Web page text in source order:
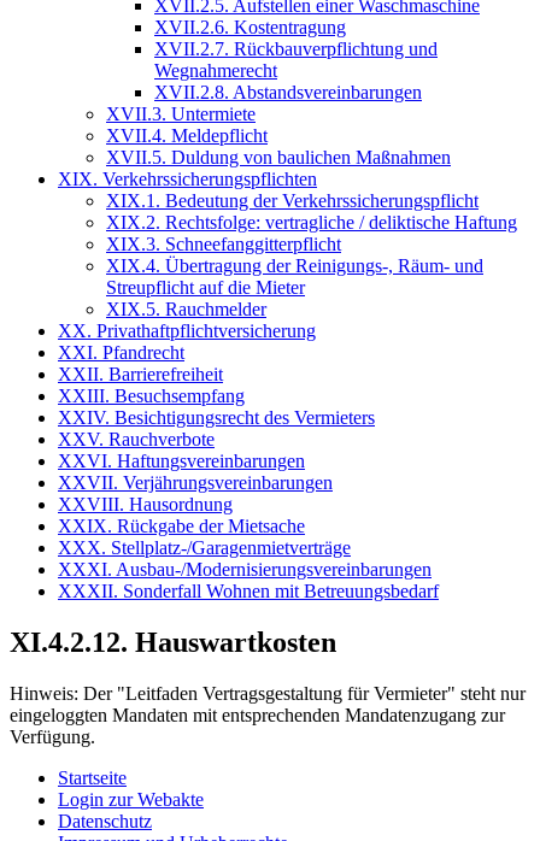
XVII.2.5. Aufstellen einer Waschmaschine
XVII.2.6. Kostentragung
XVII.2.7. Rückbauverpflichtung und
Wegnahmerecht
XVII.2.8. Abstandsvereinbarungen
XVII.3. Untermiete
XVII.4. Meldepflicht
XVII.5. Duldung von baulichen Maßnahmen
XIX. Verkehrssicherungspflichten
XIX.1. Bedeutung der Verkehrssicherungspflicht
XIX.2. Rechtsfolge: vertragliche / deliktische Haftung
XIX.3. Schneefanggitterpflicht
XIX.4. Übertragung der Reinigungs-, Räum- und
Streupflicht auf die Mieter
XIX.5. Rauchmelder
XX. Privathaftpflichtversicherung
XXI. Pfandrecht
XXII. Barrierefreiheit
XXIII. Besuchsempfang
XXIV. Besichtigungsrecht des Vermieters
XXV. Rauchverbote
XXVI. Haftungsvereinbarungen
XXVII. Verjährungsvereinbarungen
XXVIII. Hausordnung
XXIX. Rückgabe der Mietsache
XXX. Stellplatz-/Garagenmietverträge
XXXI. Ausbau-/Modernisierungsvereinbarungen
XXXII. Sonderfall Wohnen mit Betreuungsbedarf
XI.4.2.12. Hauswartkosten
Hinweis: Der "Leitfaden Vertragsgestaltung für Vermieter" steht nur
eingeloggten Mandaten mit entsprechenden Mandatenzugang zur
Verfügung.
Startseite
Login zur Webakte
Datenschutz